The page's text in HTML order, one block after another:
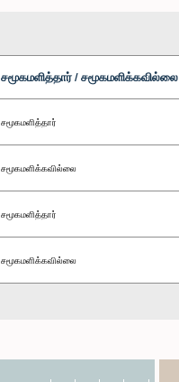
சமூகமளித்தார் / சமூகமளிக்கவில்லை
சமூகமளித்தார்
சமூகமளிக்கவில்லை
சமூகமளித்தார்
சமூகமளிக்கவில்லை